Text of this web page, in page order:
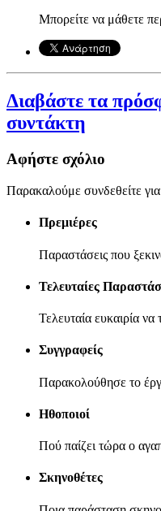
Μπορείτε να μάθετε
Διαβάστε τα
συντάκτη
Αφήστε σχόλιο
Παρακαλούμε συνδεθείτε
Πρεμιέρες
Παραστάσεις που
Τελευταίες
Τελευταία ευκαιρία να
Συγγραφείς
Παρακολούθησε το
Ηθοποιοί
Πού παίζει τώρα ο
Σκηνοθέτες